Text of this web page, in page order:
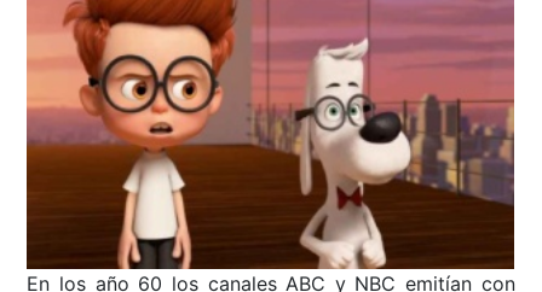
En los año 60 los canales ABC y NBC emitían con